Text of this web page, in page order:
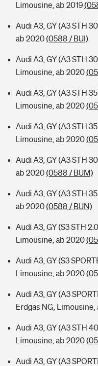
Limousine, ab 2019
Audi A3, GY (A3 STH
ab 2020(0588 / BUI)
Audi A3, GY (A3 STH
Limousine, ab 2020
Audi A3, GY (A3 STH 35
Limousine, ab 2020
Audi A3, GY (A3 STH
Limousine, ab 2020
Audi A3, GY (A3 STH
ab 2020(0588 / BUM)
Audi A3, GY (A3 STH
ab 2020(0588 / BUN)
Audi A3, GY (S3 STH
Limousine, ab 2020
Audi A3, GY (S3
Limousine, ab 2020
Audi A3, GY (A3
Erdgas NG, Limousine,
Audi A3, GY (A3 STH
Limousine, ab 2020
Audi A3, GY (A3